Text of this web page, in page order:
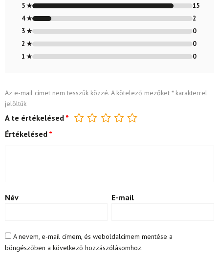
4.88/ 5
5 ★
15
4 ★
2
3 ★
0
2 ★
0
1 ★
0
Az e-mail címet nem tesszük közzé. A kötelező mezőket *karakterrel
jelöltük
A te értékelésed *
Értékelésed *
Név E-mail
A nevem, e-mail címem, és weboldalcímem mentése a
böngészőben a következő hozzászólásomhoz.